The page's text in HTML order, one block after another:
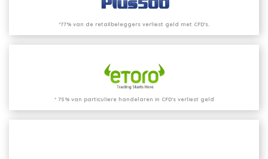
*77% van de retailbeleggers verliest geld met CFD’s.
* 75% van particuliere handelaren in CFD's verliest geld